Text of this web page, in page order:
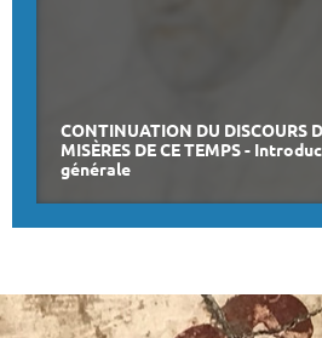
CONTINUATION DU DISCOURS
MISÈRES DE CE TEMPS -
générale